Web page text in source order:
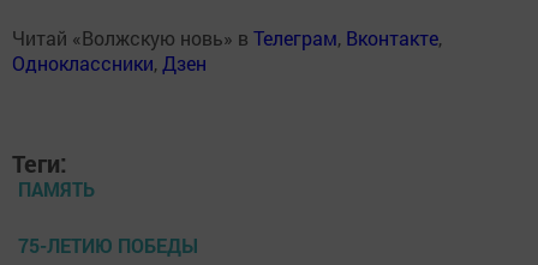
Читай «Волжскую новь» в Телеграм, Вконтакте,
Одноклассники, Дзен
Теги:
ПАМЯТЬ
75-ЛЕТИЮ ПОБЕДЫ